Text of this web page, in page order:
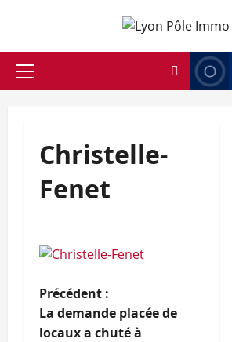
contenu
Menu
Christelle-
Fenet
N
a
Précédent :
La demande placée de
locaux a chuté à